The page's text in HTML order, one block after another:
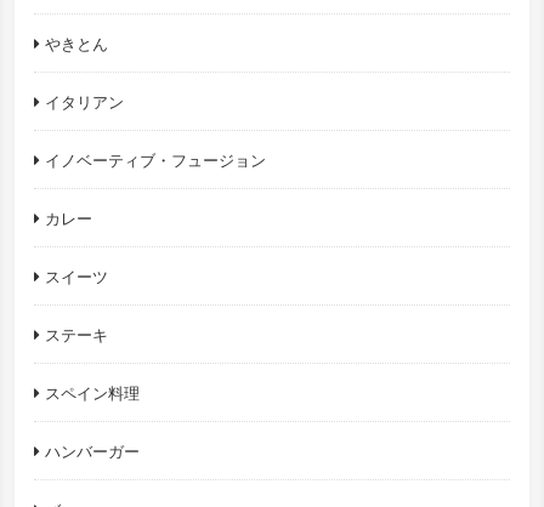
やきとん
イタリアン
イノベーティブ・フュージョン
カレー
スイーツ
ステーキ
スペイン料理
ハンバーガー